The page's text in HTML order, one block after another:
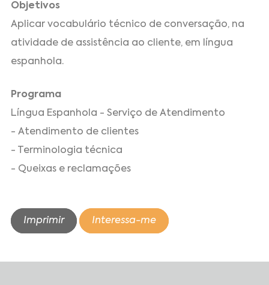
Objetivos
Aplicar vocabulário técnico de conversação, na
atividade de assistência ao cliente, em língua
espanhola.
Programa
Língua Espanhola - Serviço de Atendimento
- Atendimento de clientes
- Terminologia técnica
- Queixas e reclamações
Imprimir Interessa-me